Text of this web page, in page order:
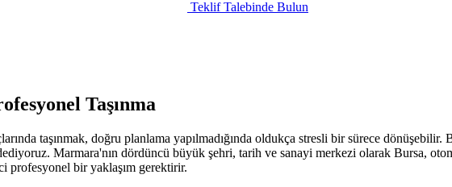
Teklif Talebinde Bulun
Taşınma
taşınmak, doğru planlama yapılmadığında oldukça stresli bir sürece dönüşebilir.
Marmara'nın dördüncü büyük şehri, tarih ve sanayi merkezi olarak Bursa,
profesyonel bir yaklaşım gerektirir.